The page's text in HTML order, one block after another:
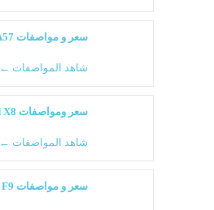
سعر و مواصفات Oppo A57
شاهد المواصفات ←
سعر ومواصفات Oppo Find X8
شاهد المواصفات ←
سعر و مواصفات Oppo F9